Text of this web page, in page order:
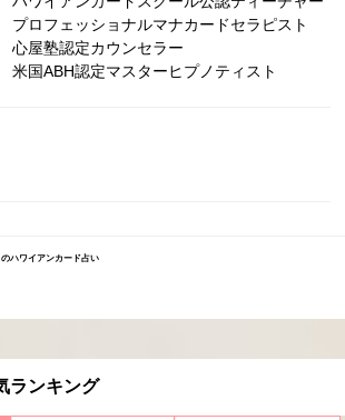
プロフェッショナルマナカードセラピスト
心屋塾認定カウンセラー
米国ABH認定マスターヒプノティスト
のハワイアンカード占い
ランキング